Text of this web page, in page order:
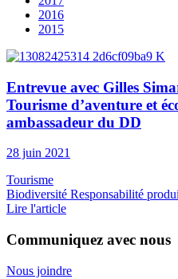
2016
2015
Entrevue avec Gilles
Tourisme d’aventure et
ambassadeur du DD
28 juin 2021
Tourisme
Biodiversité Responsabilité
Lire l'article
Communiquez avec nous
Nous joindre